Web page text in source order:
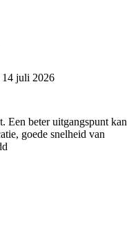
14 juli 2026
Een beter uitgangspunt kan
goede snelheid van